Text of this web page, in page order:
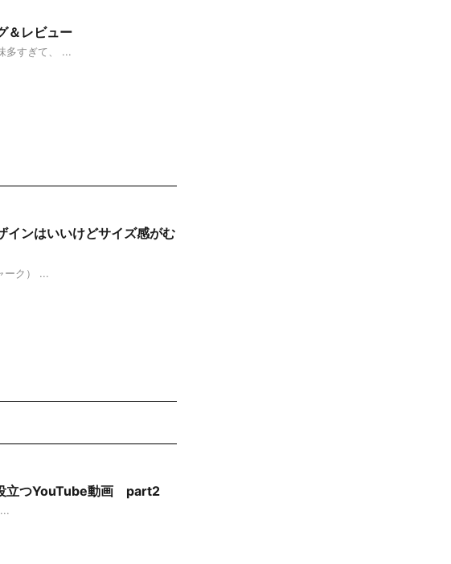
＆レビュー
多すぎて、 ...
インはいいけどサイズ感がむ
ーク） ...
立つYouTube動画 part2